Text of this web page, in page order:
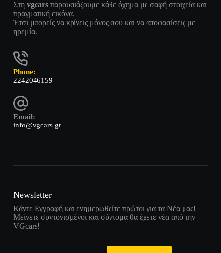
Στη vgcars παρουσιάζουμε κάθε όχημα με σαφή στοιχεία και
πραγματική εικόνα.
Έτσι μπορείς να κρίνεις μόνος σου και να αποφασίσεις με
ηρεμία.
Phone:
2242046159
Email:
info@vgcars.gr
Newsletter
Κάντε Εγγραφή και ενημερωθείτε πρώτοι για τα Νέα μας!
Μείνετε συντονισμένοι και σύντομα θα έχετε νέα από την
VGcars!